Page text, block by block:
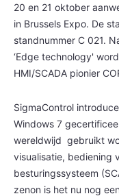
20 en 21 oktober
in Brussels Expo. De
standnummer C 021.
‘Edge technology'
HMI/SCADA pionier
SigmaControl
Windows 7
wereldwijd gebruikt
visualisatie, bediening
besturingssysteem
zenon is het nu nog